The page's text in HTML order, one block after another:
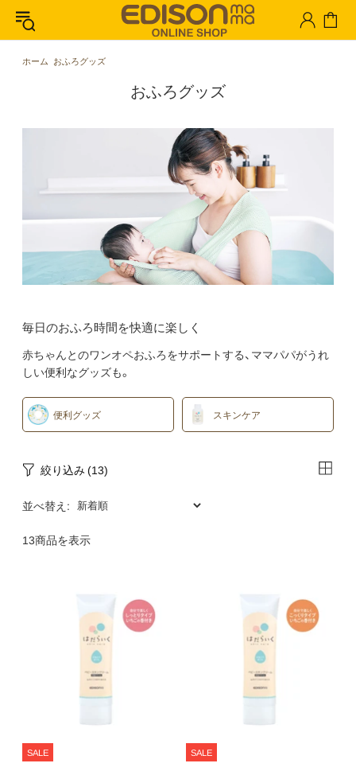
ホーム おふろグッズ
おふろグッズ
毎日の​おふろ​時間を​快適に​楽しく
赤ちゃんとのワンオペおふろをサポートする、ママパパがうれ
しい便利なグッズも。
便利グッズ スキンケア
絞り込み (13)
並べ替え:
13商品を表示
SALE SALE